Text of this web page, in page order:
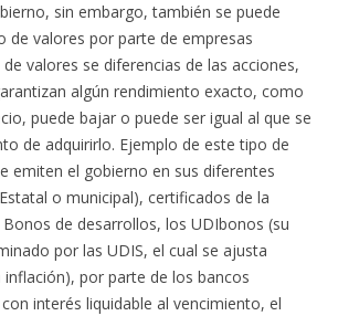
sin embargo, también se puede
de valores por parte de empresas
valores se diferencias de las acciones,
algún rendimiento exacto, como
puede bajar o puede ser igual al que se
de adquirirlo. Ejemplo de este tipo de
emiten el gobierno en sus diferentes
o municipal), certificados de la
Bonos de desarrollos, los UDIbonos (su
por las UDIS, el cual se ajusta
inflación), por parte de los bancos
interés liquidable al vencimiento, el